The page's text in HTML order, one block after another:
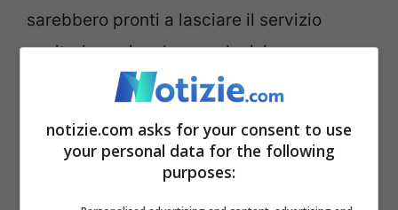
sarebbero pronti a lasciare il servizio
sanitario nazionale, una decisione
incredibile che arriva come conseguenza
ospedaliere, stipendi non adeguati e stato
di salute dei medici stessi sempre più in
notizie.com asks for your consent to use
your personal data for the following
purposes: